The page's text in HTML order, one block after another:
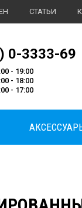
СТАТЬИ
0-3333-69
- 19:00
- 18:00
- 17:00